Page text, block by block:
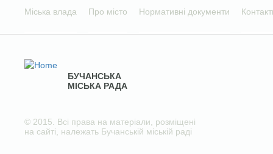
Міська влада Про місто Нормативні документи
БУЧАНСЬКА
МІСЬКА РАДА
© 2015. Всі права на матеріали, розміщені
на сайті, належать Бучанській міській раді